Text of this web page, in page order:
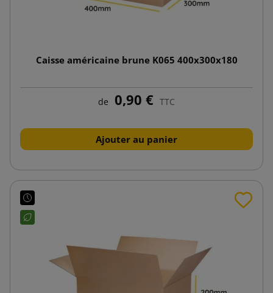
Caisse américaine brune K065 400x300x180
de 0,90 € TTC
Ajouter au panier